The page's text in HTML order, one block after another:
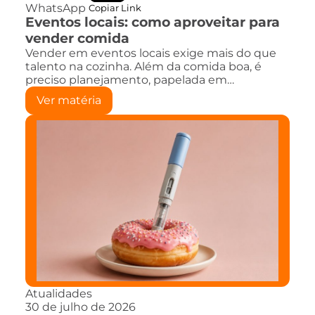
WhatsApp Copiar Link
Eventos locais: como aproveitar para
vender comida
Vender em eventos locais exige mais do que
talento na cozinha. Além da comida boa, é
preciso planejamento, papelada em…
Ver matéria
Atualidades
30 de julho de 2026